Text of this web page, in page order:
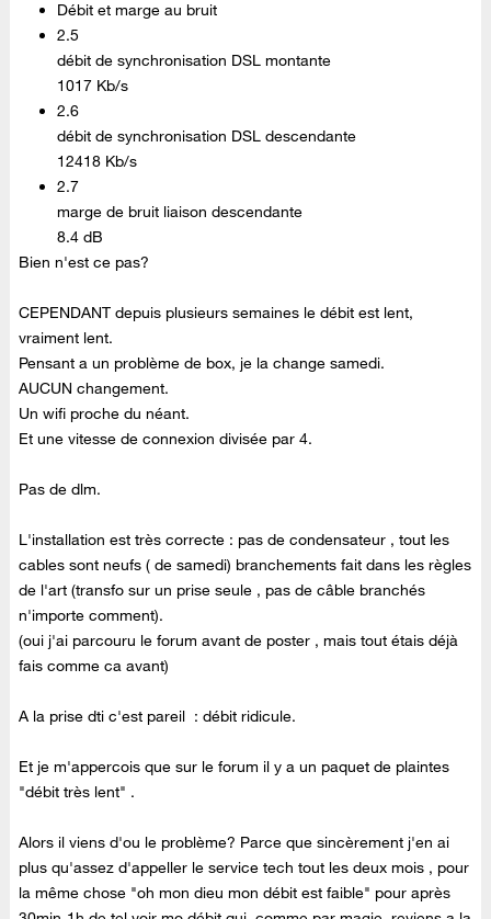
Débit et marge au bruit
2.5
débit de synchronisation DSL montante
1017 Kb/s
2.6
débit de synchronisation DSL descendante
12418 Kb/s
2.7
marge de bruit liaison descendante
8.4 dB
Bien n'est ce pas?
CEPENDANT depuis plusieurs semaines le débit est lent,
vraiment lent.
Pensant a un problème de box, je la change samedi.
AUCUN changement.
Un wifi proche du néant.
Et une vitesse de connexion divisée par 4.
Pas de dlm.
L'installation est très correcte : pas de condensateur , tout les
cables sont neufs ( de samedi) branchements fait dans les règles
de l'art (transfo sur un prise seule , pas de câble branchés
n'importe comment).
(oui j'ai parcouru le forum avant de poster , mais tout étais déjà
fais comme ca avant)
A la prise dti c'est pareil : débit ridicule.
Et je m'appercois que sur le forum il y a un paquet de plaintes
"débit très lent" .
Alors il viens d'ou le problème? Parce que sincèrement j'en ai
plus qu'assez d'appeller le service tech tout les deux mois , pour
la même chose "oh mon dieu mon débit est faible" pour après